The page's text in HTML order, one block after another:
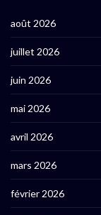
août 2026
juillet 2026
juin 2026
mai 2026
avril 2026
mars 2026
février 2026